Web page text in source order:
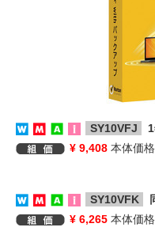
SY10VFJ
¥ 9,408 本体価
SY10VFK
¥ 6,265 本体価